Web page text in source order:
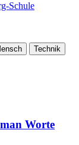
Schule
Technik
Worte